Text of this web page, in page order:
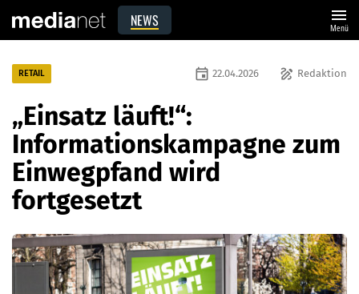
NEWS menu
Menü
RETAIL draw Redaktion
event 22.04.2026
„Einsatz läuft!“:
Informationskampagne zum
Einwegpfand wird
fortgesetzt